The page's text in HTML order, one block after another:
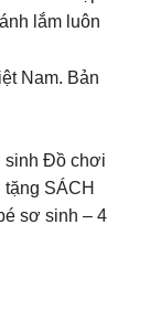
lắm luôn
Nam. Bản
sinh Đồ chơi
SÁCH
sơ sinh – 4